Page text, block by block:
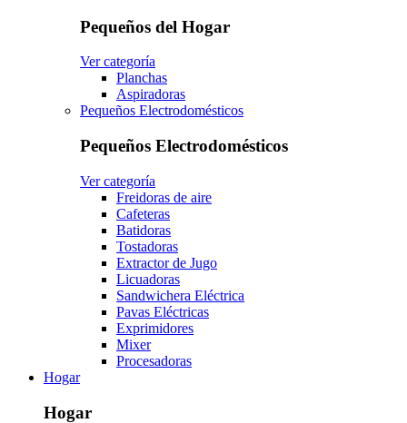
Pequeños del Hogar
Ver categoría
Planchas
Aspiradoras
Pequeños Electrodomésticos
Pequeños Electrodomésticos
Ver categoría
Freidoras de aire
Cafeteras
Batidoras
Tostadoras
Extractor de Jugo
Licuadoras
Sandwichera Eléctrica
Pavas Eléctricas
Exprimidores
Mixer
Procesadoras
Hogar
Hogar